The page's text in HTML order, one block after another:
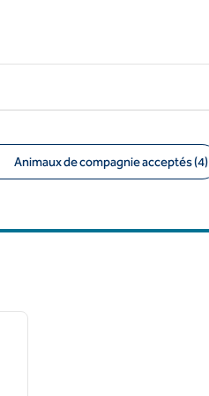
Animaux de compagnie acceptés (4)
image suivante